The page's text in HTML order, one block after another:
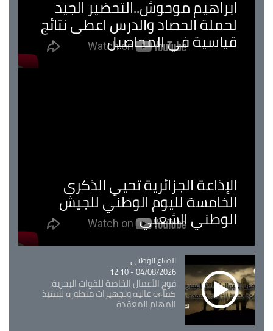
ابراهيم موحوش..التحضير الجيد
لحملة الحصاد والدرس اعطى نتائج
قياسية في المحاصيل
الإذاعة الجزائرية تحيي الذكرى
الخامسة لليوم الوطني للجيش
الوطني الشعبي
Catégorie
الدفاع الوطني
04/08/2026 - 12:10
فوج الأعمال الخاصة للقوات البحرية:
كفاءة عالية وتجهيزات متطورة لتنفيذ
المهام المعقدة